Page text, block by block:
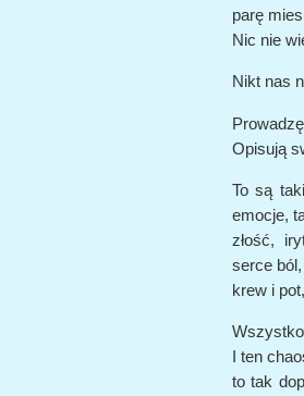
parę
Nic nie
Nikt nas
Opisują
To są
emocje,
złość,
serce
krew i
I ten
to tak